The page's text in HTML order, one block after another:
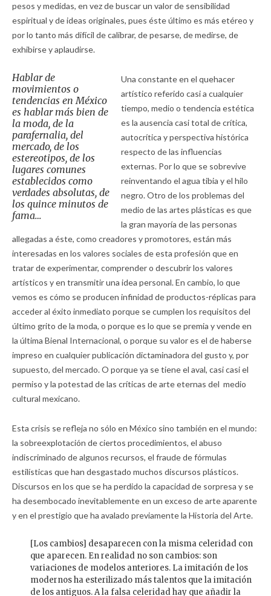
pesos y medidas, en vez de buscar un valor de sensibilidad
espiritual y de ideas originales, pues éste último es más etéreo y
por lo tanto más difícil de calibrar, de pesarse, de medirse, de
exhibirse y aplaudirse.
Hablar de
movimientos o
tendencias en México
es hablar más bien de
la moda, de la
parafernalia, del
mercado, de los
estereotipos, de los
lugares comunes
establecidos como
verdades absolutas, de
los quince minutos de
fama…
Una constante en el quehacer
artístico referido casi a cualquier
tiempo, medio o tendencia estética
es la ausencia casi total de crítica,
autocrítica y perspectiva histórica
respecto de las influencias
externas. Por lo que se sobrevive
reinventando el agua tibia y el hilo
negro. Otro de los problemas del
medio de las artes plásticas es que
la gran mayoría de las personas
allegadas a éste, como creadores y promotores, están más
interesadas en los valores sociales de esta profesión que en
tratar de experimentar, comprender o descubrir los valores
artísticos y en transmitir una idea personal. En cambio, lo que
vemos es cómo se producen infinidad de productos-réplicas para
acceder al éxito inmediato porque se cumplen los requisitos del
último grito de la moda, o porque es lo que se premia y vende en
la última Bienal Internacional, o porque su valor es el de haberse
impreso en cualquier publicación dictaminadora del gusto y, por
supuesto, del mercado. O porque ya se tiene el aval, casi casi el
permiso y la potestad de las críticas de arte eternas del medio
cultural mexicano.
Esta crisis se refleja no sólo en México sino también en el mundo:
la sobreexplotación de ciertos procedimientos, el abuso
indiscriminado de algunos recursos, el fraude de fórmulas
estilísticas que han desgastado muchos discursos plásticos.
Discursos en los que se ha perdido la capacidad de sorpresa y se
ha desembocado inevitablemente en un exceso de arte aparente
y en el prestigio que ha avalado previamente la Historia del Arte.
[Los cambios] desaparecen con la misma celeridad con
que aparecen. En realidad no son cambios: son
variaciones de modelos anteriores. La imitación de los
modernos ha esterilizado más talentos que la imitación
de los antiguos. A la falsa celeridad hay que añadir la